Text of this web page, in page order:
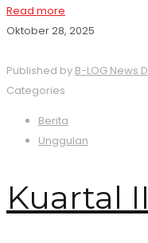
Read more
Oktober 28, 2025
Published by B-LOG News
Categories
Berita
Unggulan
Kuartal